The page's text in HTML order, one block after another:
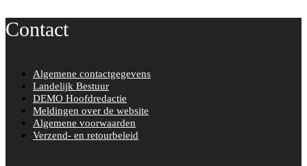
Contact
Algemene contactgegevens
Landelijk Bestuur
DEMO Hoofdredactie
Meldingen over de website
Algemene voorwaarden
Verzend- en retourbeleid